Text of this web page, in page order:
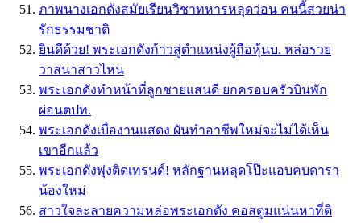
ภาพนางเอกดังสมัยเรียนวิชาทหารหลุดว่อน คนนี้สวยน่า
รักธรรมชาติ
ยินดีด้วย! พระเอกดังก้าวสู่ตำแหน่งผู้ถือหุ้นบ. หล่อรวย
วาสนาสาวไหน
พระเอกดังทำหน้าที่ลูกชายแสนดี ยกครอบครัวบินพัก
ผ่อนตปท.
พระเอกดังเบื่องานแสดง ผันทำอาชีพใหม่จะไม่ได้เห็น
เขาอีกแล้ว
พระเอกดังพุ่งติดเทรนด์! หลักฐานหลุดโป๊ะแอบคบดารา
น้องใหม่
สาวใจละลายความหล่อพระเอกดัง คอสตูมแน่นหาที่ติ